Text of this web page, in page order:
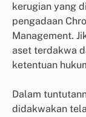
kerugian yang
pengadaan
Management.
aset terdakwa
ketentuan
Dalam
didakwakan